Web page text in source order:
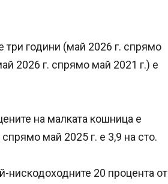
години (май 2026 г. спрямо
2026 г. спрямо май 2021 г.) е
на малката кошница е
май 2025 г. е 3,9 на сто.
нискодоходните 20 процента от